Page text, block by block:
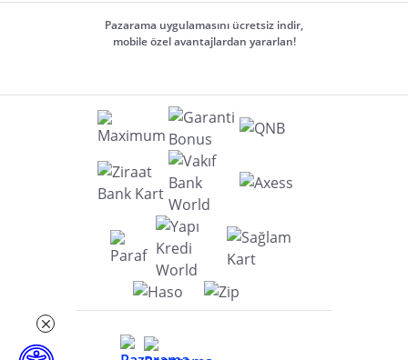
Pazarama uygulamasını ücretsiz indir,
mobile özel avantajlardan yararlan!